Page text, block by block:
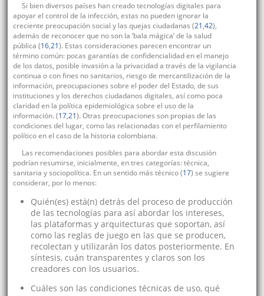
Si bien diversos países han creado tecnologías digitales para
apoyar el control de la infección, estas no pueden ignorar la
creciente preocupación social y las quejas ciudadanas (21,42),
además de reconocer que no son la ‘bala mágica’ de la salud
pública (16,21). Estas consideraciones parecen encontrar un
término común: pocas garantías de confidencialidad en el manejo
de los datos, posible invasión a la privacidad a través de la vigilancia
continua o con fines no sanitarios, riesgo de mercantilización de la
información, preocupaciones sobre el poder del Estado, de sus
instituciones y los derechos ciudadanos digitales, así como poca
claridad en la política epidemiológica sobre el uso de la
información. (17,21). Otras preocupaciones son propias de las
condiciones del lugar, como las relacionadas con el perfilamiento
político en el caso de la historia colombiana.
Las recomendaciones posibles para abordar esta discusión
podrían resumirse, inicialmente, en tres categorías: técnica,
sanitaria y sociopolítica. En un sentido más técnico (17) se sugiere
considerar, por lo menos:
Quién(es) está(n) detrás del proceso de producción
de las tecnologías para así abordar los intereses,
las plataformas y arquitecturas que soportan, así
como las reglas de juego en las que se producen,
recolectan y utilizarán los datos posteriormente. En
síntesis, cuán transparentes y claros son los
creadores con los usuarios.
Cuáles son las condiciones técnicas de uso, qué